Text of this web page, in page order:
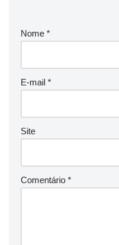
Nome *
E-mail *
Site
Comentário *